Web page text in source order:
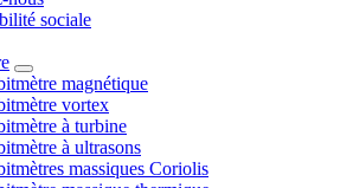
sociale
magnétique
vortex
à turbine
à ultrasons
massiques Coriolis